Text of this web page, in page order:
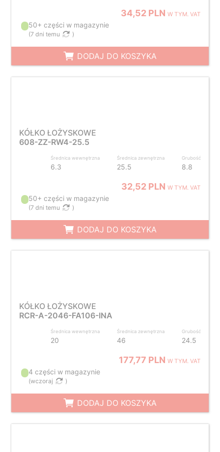
34,52 PLNW TYM. VAT
50+ części w magazynie
(7 dni temu )
DODAJ DO KOSZYKA
KÓŁKO ŁOŻYSKOWE
608-ZZ-RW4-25.5
Średnica wewnętrzna
6.3
Średnica zewnętrzna
25.5
Grubość
8.8
32,52 PLNW TYM. VAT
50+ części w magazynie
(7 dni temu )
DODAJ DO KOSZYKA
KÓŁKO ŁOŻYSKOWE
RCR-A-2046-FA106-INA
Średnica wewnętrzna
20
Średnica zewnętrzna
46
Grubość
24.5
177,77 PLNW TYM. VAT
4 części w magazynie
(wczoraj )
DODAJ DO KOSZYKA